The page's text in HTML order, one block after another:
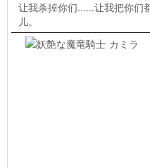
让我杀掉你们……让我把你们
儿。